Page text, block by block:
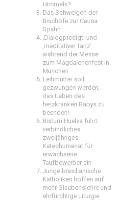
Himmels?
Das Schweigen der
Bischöfe zur Causa
Spahn
‚Dialogpredigt‘ und
‚meditativer Tanz’
während der Messe
zum Magdalenenfest in
München
Leihmutter soll
gezwungen werden,
das Leben des
herzkranken Babys zu
beenden!
Bistum Huelva führt
verbindliches
zweijähriges
Katechumenat für
erwachsene
Taufbewerber ein
Junge brasilianische
Katholiken hoffen auf
mehr Glaubenslehre und
ehrfürchtige Liturgie